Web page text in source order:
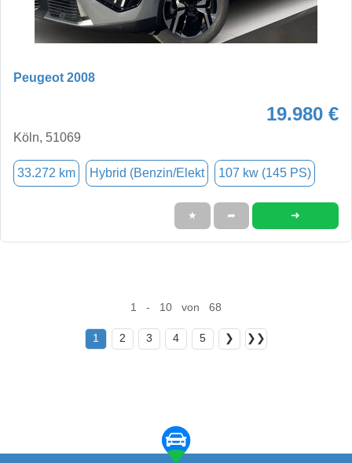
Peugeot 2008
19.980 €
Köln, 51069
33.272 km Hybrid (Benzin/Elekt 107 kw (145 PS)
★ ➦ ➜
1 - 10 von 68
1 2 3 4 5 ❯ ❯❯